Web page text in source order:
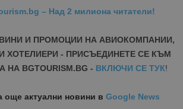
– Над 2 милиона читатели!
И ПРОМОЦИИ НА АВИОКОМПАНИИ,
ХОТЕЛИЕРИ - ПРИСЪЕДИНЕТЕ СЕ КЪМ
BGTOURISM.BG - ВКЛЮЧИ СЕ ТУК!
още актуални новини в Google News